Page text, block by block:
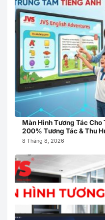
Màn Hình Tương Tác
200% Tương Tác & Thu
8 Tháng 8, 2026